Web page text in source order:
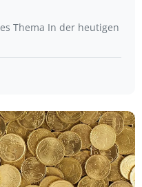
Thema In der heutigen